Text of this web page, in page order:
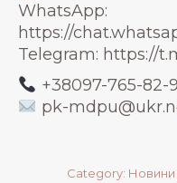
WhatsApp:
https://
Telegram: https://
+38097-765-82-
pk-
Category: Новини